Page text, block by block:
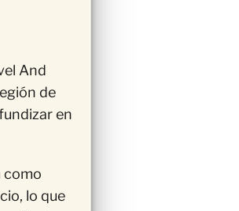
And
de
en
como
lo que